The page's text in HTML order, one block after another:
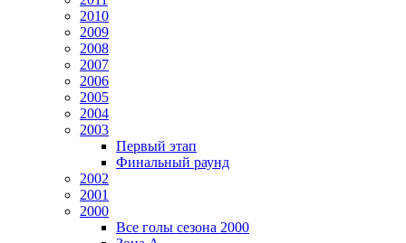
2010
2009
2008
2007
2006
2005
2004
2003
Первый этап
Финальный раунд
2002
2001
2000
Все голы сезона 2000